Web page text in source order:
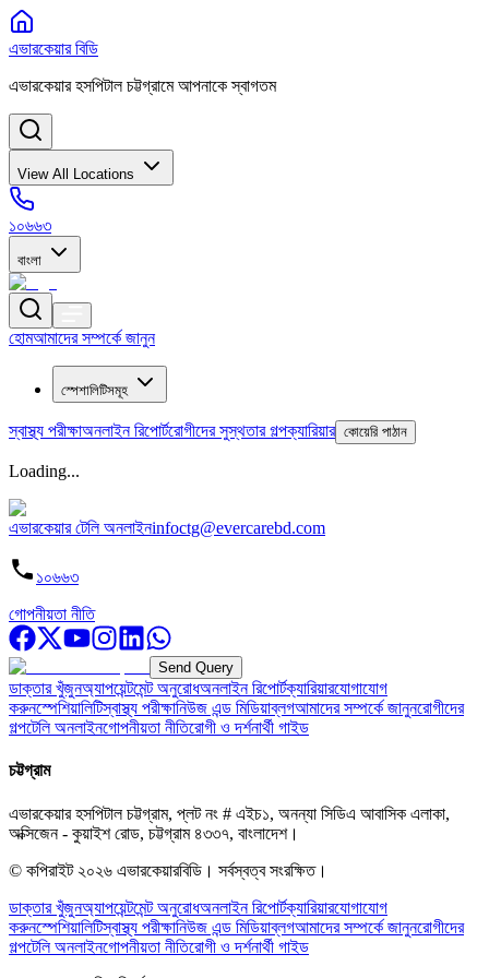
এভারকেয়ার বিডি
এভারকেয়ার হসপিটাল চট্টগ্রামে আপনাকে স্বাগতম
View All Locations
১০৬৬৩
বাংলা
হোমআমাদের সম্পর্কে জানুন
স্পেশালিটিসমূহ
স্বাস্থ্য পরীক্ষাঅনলাইন রিপোর্টরোগীদের সুস্থতার গল্পক্যারিয়ার কোয়েরি পাঠান
Loading...
এভারকেয়ার টেলি অনলাইনinfoctg@evercarebd.com
১০৬৬৩
গোপনীয়তা নীতি
Send Query
ডাক্তার খুঁজুনঅ্যাপয়েন্টমেন্ট অনুরোধঅনলাইন রিপোর্টক্যারিয়ারযোগাযোগ
করুনস্পেশিয়ালিটিস্বাস্থ্য পরীক্ষানিউজ এন্ড মিডিয়াব্লগআমাদের সম্পর্কে জানুনরোগীদের
গল্পটেলি অনলাইনগোপনীয়তা নীতিরোগী ও দর্শনার্থী গাইড
চট্টগ্রাম
এভারকেয়ার হসপিটাল চট্টগ্রাম, প্লট নং # এইচ১, অনন্যা সিডিএ আবাসিক এলাকা,
অক্সিজেন - কুয়াইশ রোড, চট্টগ্রাম ৪৩৩৭, বাংলাদেশ।
© কপিরাইট ২০২৬ এভারকেয়ারবিডি। সর্বস্বত্ব সংরক্ষিত।
ডাক্তার খুঁজুনঅ্যাপয়েন্টমেন্ট অনুরোধঅনলাইন রিপোর্টক্যারিয়ারযোগাযোগ
করুনস্পেশিয়ালিটিস্বাস্থ্য পরীক্ষানিউজ এন্ড মিডিয়াব্লগআমাদের সম্পর্কে জানুনরোগীদের
গল্পটেলি অনলাইনগোপনীয়তা নীতিরোগী ও দর্শনার্থী গাইড